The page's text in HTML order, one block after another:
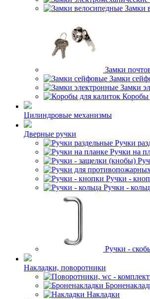
Замки
Замки
Замки
Замки
Коробы
Цилиндровые механизмы
Дверные ручки
Ручки
Ручки на
Ручки -
Ручки -
Ручки -
Накладки, поворотники
Накладки